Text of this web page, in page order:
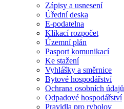
Zápisy a usnesení
Úřední deska
E-podatelna
Klikací rozpočet
Územní plán
Pasport komunikací
Ke stažení
Vyhlášky a směrnice
Bytové hospodářství
Ochrana osobních údajů
Odpadové hospodářství
Pravidla pro rybolov